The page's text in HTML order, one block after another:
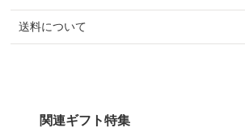
送料について
関連ギフト特集